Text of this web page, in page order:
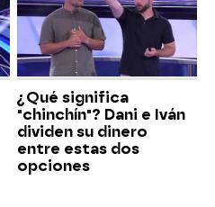
¿Qué significa
"chinchín"? Dani e Iván
dividen su dinero
entre estas dos
opciones